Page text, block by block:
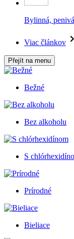
Bylinná,
Viac článkov
Přejít na menu
Bežné
Bez alkoholu
S
Prírodné
Bieliace